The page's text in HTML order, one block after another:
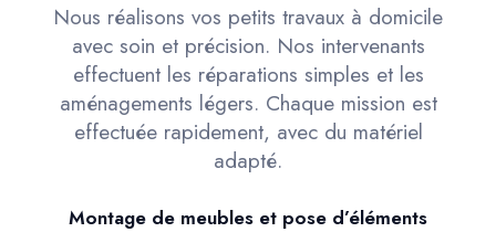
Nous réalisons vos petits travaux à domicile
avec soin et précision. Nos intervenants
effectuent les réparations simples et les
aménagements légers. Chaque mission est
effectuée rapidement, avec du matériel
adapté.
Montage de meubles et pose d’éléments